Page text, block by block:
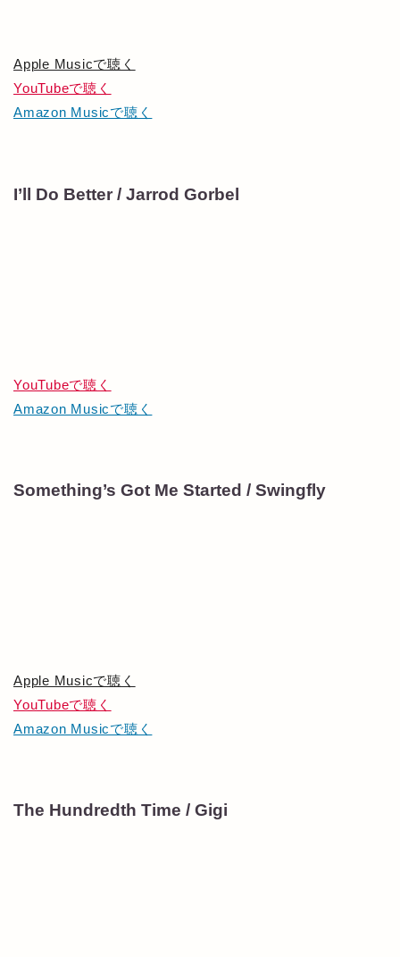
Apple Musicで聴く
YouTubeで聴く
Amazon Musicで聴く
I’ll Do Better / Jarrod Gorbel
YouTubeで聴く
Amazon Musicで聴く
Something’s Got Me Started / Swingfly
Apple Musicで聴く
YouTubeで聴く
Amazon Musicで聴く
The Hundredth Time / Gigi